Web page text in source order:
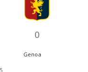
0
Genoa